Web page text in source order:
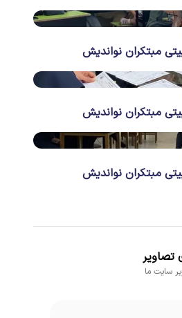
مبتکران نواندیش
مبتکران نواندیش
مبتکران نواندیش
تصاویر
سایت ما